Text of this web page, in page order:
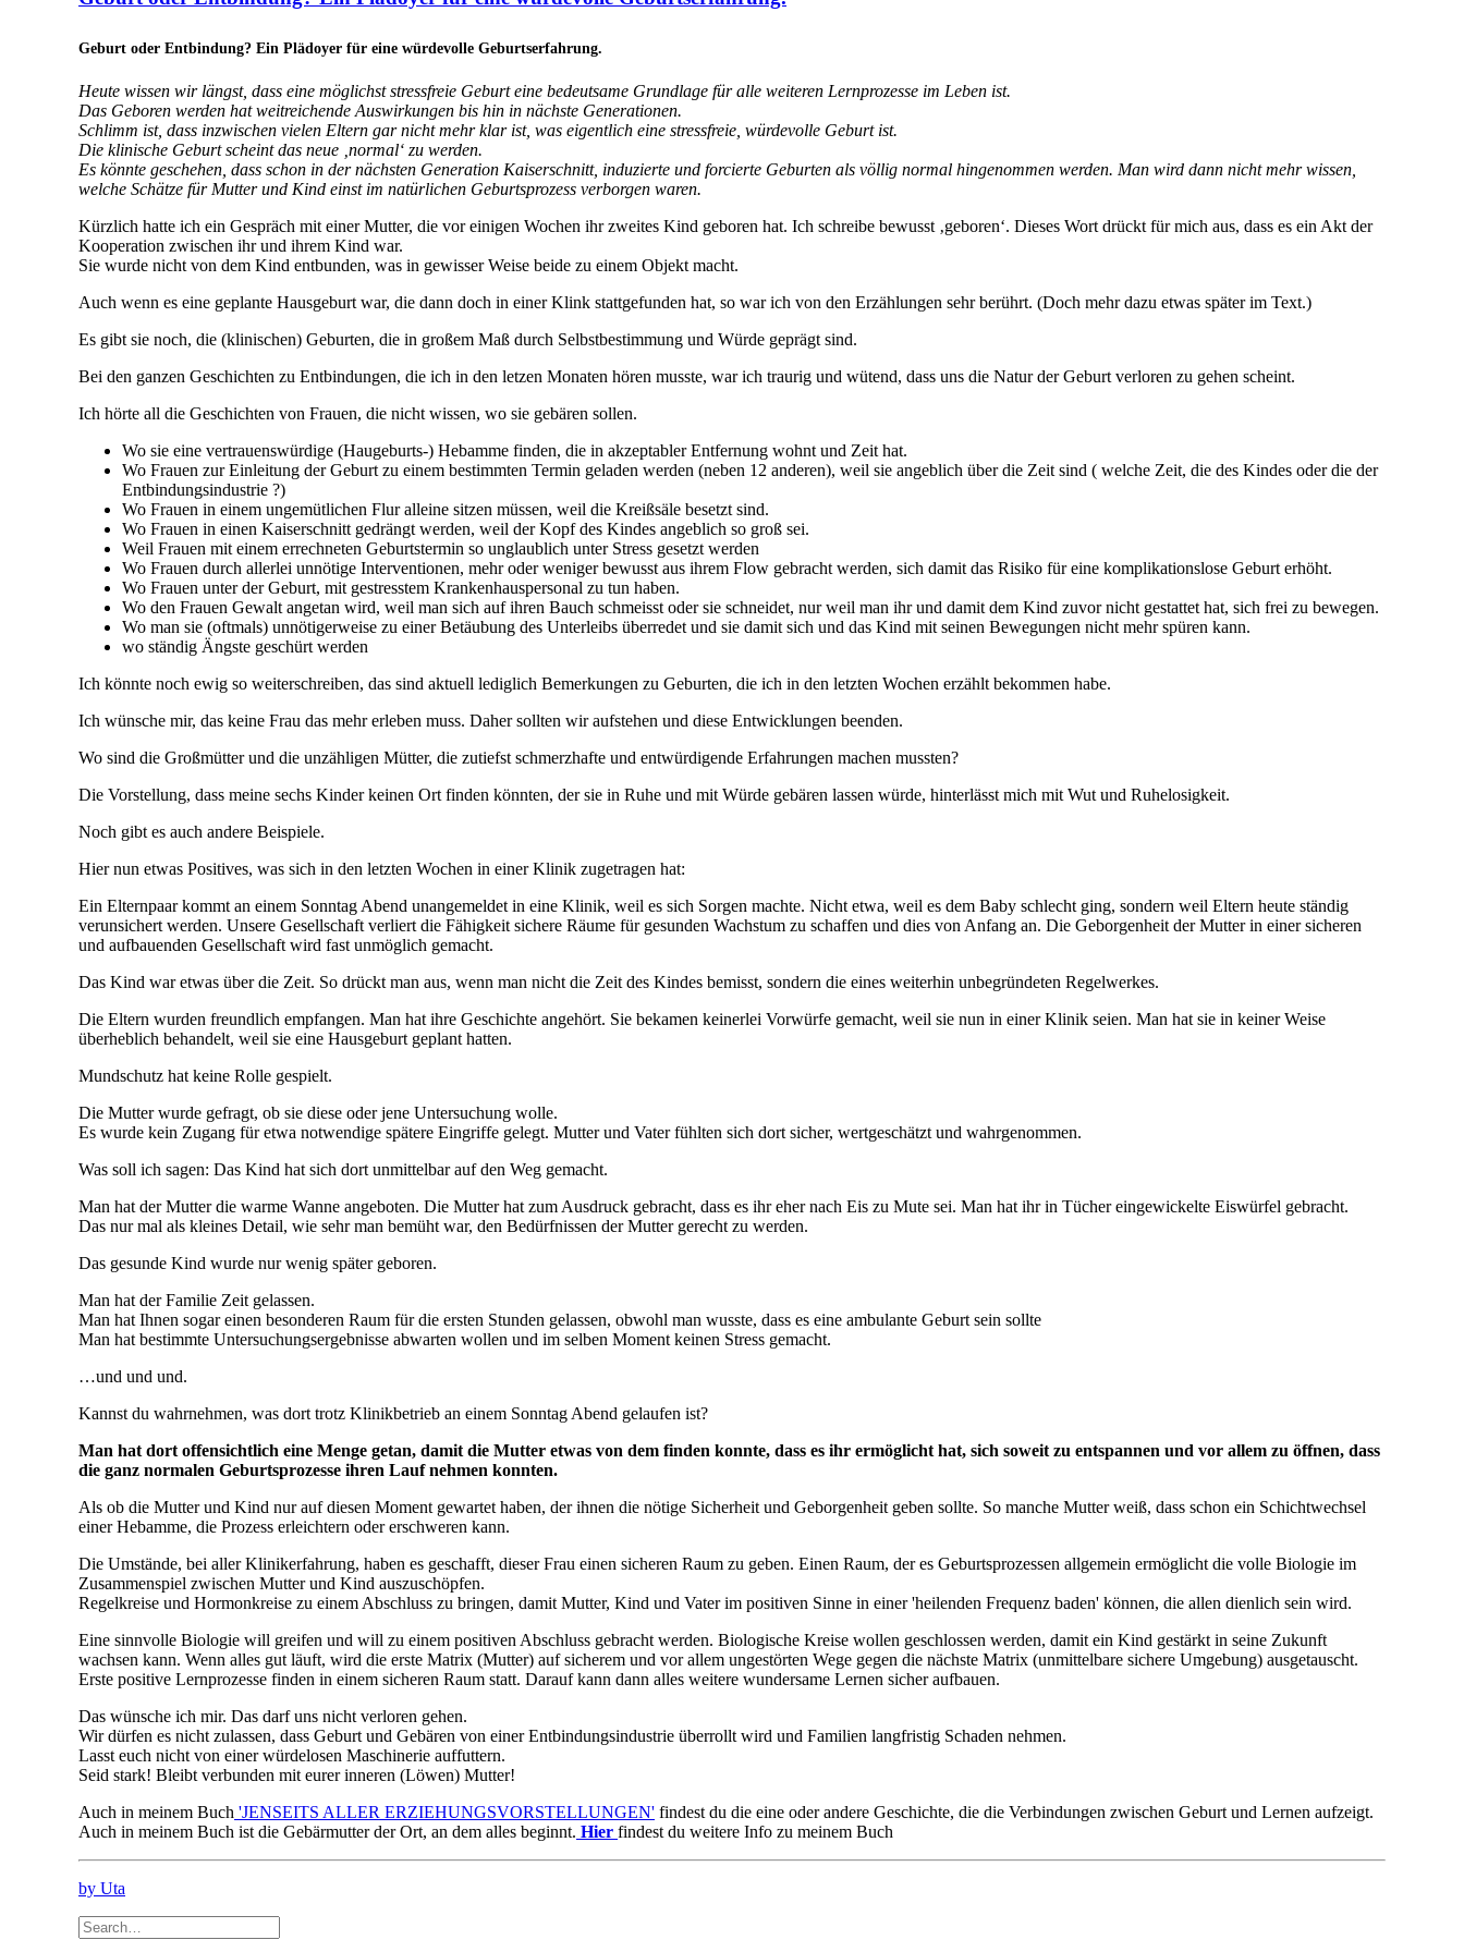
Geburt oder Entbindung? Ein Plädoyer für eine würdevolle Geburtserfahrung.
Heute wissen wir längst, dass eine möglichst stressfreie Geburt eine bedeutsame Grundlage für alle weiteren Lernprozesse im Leben ist.
Das Geboren werden hat weitreichende Auswirkungen bis hin in nächste Generationen.
Schlimm ist, dass inzwischen vielen Eltern gar nicht mehr klar ist, was eigentlich eine stressfreie, würdevolle Geburt ist.
Die klinische Geburt scheint das neue ‚normal‘ zu werden.
Es könnte geschehen, dass schon in der nächsten Generation Kaiserschnitt, induzierte und forcierte Geburten als völlig normal hingenommen werden. Man wird dann nicht mehr wissen,
welche Schätze für Mutter und Kind einst im natürlichen Geburtsprozess verborgen waren.
Kürzlich hatte ich ein Gespräch mit einer Mutter, die vor einigen Wochen ihr zweites Kind geboren hat. Ich schreibe bewusst ‚geboren‘. Dieses Wort drückt für mich aus, dass es ein Akt der
Kooperation zwischen ihr und ihrem Kind war.
Sie wurde nicht von dem Kind entbunden, was in gewisser Weise beide zu einem Objekt macht.
Auch wenn es eine geplante Hausgeburt war, die dann doch in einer Klink stattgefunden hat, so war ich von den Erzählungen sehr berührt. (Doch mehr dazu etwas später im Text.)
Es gibt sie noch, die (klinischen) Geburten, die in großem Maß durch Selbstbestimmung und Würde geprägt sind.
Bei den ganzen Geschichten zu Entbindungen, die ich in den letzen Monaten hören musste, war ich traurig und wütend, dass uns die Natur der Geburt verloren zu gehen scheint.
Ich hörte all die Geschichten von Frauen, die nicht wissen, wo sie gebären sollen.
Wo sie eine vertrauenswürdige (Haugeburts-) Hebamme finden, die in akzeptabler Entfernung wohnt und Zeit hat.
Wo Frauen zur Einleitung der Geburt zu einem bestimmten Termin geladen werden (neben 12 anderen), weil sie angeblich über die Zeit sind ( welche Zeit, die des Kindes oder die der
Entbindungsindustrie ?)
Wo Frauen in einem ungemütlichen Flur alleine sitzen müssen, weil die Kreißsäle besetzt sind.
Wo Frauen in einen Kaiserschnitt gedrängt werden, weil der Kopf des Kindes angeblich so groß sei.
Weil Frauen mit einem errechneten Geburtstermin so unglaublich unter Stress gesetzt werden
Wo Frauen durch allerlei unnötige Interventionen, mehr oder weniger bewusst aus ihrem Flow gebracht werden, sich damit das Risiko für eine komplikationslose Geburt erhöht.
Wo Frauen unter der Geburt, mit gestresstem Krankenhauspersonal zu tun haben.
Wo den Frauen Gewalt angetan wird, weil man sich auf ihren Bauch schmeisst oder sie schneidet, nur weil man ihr und damit dem Kind zuvor nicht gestattet hat, sich frei zu bewegen.
Wo man sie (oftmals) unnötigerweise zu einer Betäubung des Unterleibs überredet und sie damit sich und das Kind mit seinen Bewegungen nicht mehr spüren kann.
wo ständig Ängste geschürt werden
Ich könnte noch ewig so weiterschreiben, das sind aktuell lediglich Bemerkungen zu Geburten, die ich in den letzten Wochen erzählt bekommen habe.
Ich wünsche mir, das keine Frau das mehr erleben muss. Daher sollten wir aufstehen und diese Entwicklungen beenden.
Wo sind die Großmütter und die unzähligen Mütter, die zutiefst schmerzhafte und entwürdigende Erfahrungen machen mussten?
Die Vorstellung, dass meine sechs Kinder keinen Ort finden könnten, der sie in Ruhe und mit Würde gebären lassen würde, hinterlässt mich mit Wut und Ruhelosigkeit.
Noch gibt es auch andere Beispiele.
Hier nun etwas Positives, was sich in den letzten Wochen in einer Klinik zugetragen hat:
Ein Elternpaar kommt an einem Sonntag Abend unangemeldet in eine Klinik, weil es sich Sorgen machte. Nicht etwa, weil es dem Baby schlecht ging, sondern weil Eltern heute ständig
verunsichert werden. Unsere Gesellschaft verliert die Fähigkeit sichere Räume für gesunden Wachstum zu schaffen und dies von Anfang an. Die Geborgenheit der Mutter in einer sicheren
und aufbauenden Gesellschaft wird fast unmöglich gemacht.
Das Kind war etwas über die Zeit. So drückt man aus, wenn man nicht die Zeit des Kindes bemisst, sondern die eines weiterhin unbegründeten Regelwerkes.
Die Eltern wurden freundlich empfangen. Man hat ihre Geschichte angehört. Sie bekamen keinerlei Vorwürfe gemacht, weil sie nun in einer Klinik seien. Man hat sie in keiner Weise
überheblich behandelt, weil sie eine Hausgeburt geplant hatten.
Mundschutz hat keine Rolle gespielt.
Die Mutter wurde gefragt, ob sie diese oder jene Untersuchung wolle.
Es wurde kein Zugang für etwa notwendige spätere Eingriffe gelegt. Mutter und Vater fühlten sich dort sicher, wertgeschätzt und wahrgenommen.
Was soll ich sagen: Das Kind hat sich dort unmittelbar auf den Weg gemacht.
Man hat der Mutter die warme Wanne angeboten. Die Mutter hat zum Ausdruck gebracht, dass es ihr eher nach Eis zu Mute sei. Man hat ihr in Tücher eingewickelte Eiswürfel gebracht.
Das nur mal als kleines Detail, wie sehr man bemüht war, den Bedürfnissen der Mutter gerecht zu werden.
Das gesunde Kind wurde nur wenig später geboren.
Man hat der Familie Zeit gelassen.
Man hat Ihnen sogar einen besonderen Raum für die ersten Stunden gelassen, obwohl man wusste, dass es eine ambulante Geburt sein sollte
Man hat bestimmte Untersuchungsergebnisse abwarten wollen und im selben Moment keinen Stress gemacht.
…und und und.
Kannst du wahrnehmen, was dort trotz Klinikbetrieb an einem Sonntag Abend gelaufen ist?
Man hat dort offensichtlich eine Menge getan, damit die Mutter etwas von dem finden konnte, dass es ihr ermöglicht hat, sich soweit zu entspannen und vor allem zu öffnen, dass
die ganz normalen Geburtsprozesse ihren Lauf nehmen konnten.
Als ob die Mutter und Kind nur auf diesen Moment gewartet haben, der ihnen die nötige Sicherheit und Geborgenheit geben sollte. So manche Mutter weiß, dass schon ein Schichtwechsel
einer Hebamme, die Prozess erleichtern oder erschweren kann.
Die Umstände, bei aller Klinikerfahrung, haben es geschafft, dieser Frau einen sicheren Raum zu geben. Einen Raum, der es Geburtsprozessen allgemein ermöglicht die volle Biologie im
Zusammenspiel zwischen Mutter und Kind auszuschöpfen.
Regelkreise und Hormonkreise zu einem Abschluss zu bringen, damit Mutter, Kind und Vater im positiven Sinne in einer 'heilenden Frequenz baden' können, die allen dienlich sein wird.
Eine sinnvolle Biologie will greifen und will zu einem positiven Abschluss gebracht werden. Biologische Kreise wollen geschlossen werden, damit ein Kind gestärkt in seine Zukunft
wachsen kann. Wenn alles gut läuft, wird die erste Matrix (Mutter) auf sicherem und vor allem ungestörten Wege gegen die nächste Matrix (unmittelbare sichere Umgebung) ausgetauscht.
Erste positive Lernprozesse finden in einem sicheren Raum statt. Darauf kann dann alles weitere wundersame Lernen sicher aufbauen.
Das wünsche ich mir. Das darf uns nicht verloren gehen.
Wir dürfen es nicht zulassen, dass Geburt und Gebären von einer Entbindungsindustrie überrollt wird und Familien langfristig Schaden nehmen.
Lasst euch nicht von einer würdelosen Maschinerie auffuttern.
Seid stark! Bleibt verbunden mit eurer inneren (Löwen) Mutter!
Auch in meinem Buch 'JENSEITS ALLER ERZIEHUNGSVORSTELLUNGEN' findest du die eine oder andere Geschichte, die die Verbindungen zwischen Geburt und Lernen aufzeigt.
Auch in meinem Buch ist die Gebärmutter der Ort, an dem alles beginnt. Hier findest du weitere Info zu meinem Buch
by Uta